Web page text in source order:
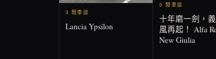
3 閒車談
Lancia Ypsilon
3 閒車談
十年磨一劍，
風再起！ Alfa
New Giulia